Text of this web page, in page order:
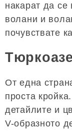
накарат да се
волани и
почувствате
От една
проста
детайлите и
V-образното